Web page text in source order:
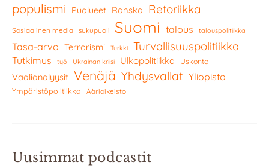
populismi Puolueet Ranska Retoriikka
Sosiaalinen media sukupuoli Suomi talous talouspolitiikka
Tasa-arvo Terrorismi Turkki Turvallisuuspolitiikka
Tutkimus työ Ukrainan kriisi Ulkopolitiikka Uskonto
Vaalianalyysit Venäjä Yhdysvallat Yliopisto
Ympäristöpolitiikka Äärioikeisto
Uusimmat podcastit